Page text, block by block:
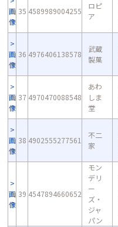
画
像
35 4589989004255
ロピ
ア
画
像
36 4976406138578
武蔵
製菓
画
像
37 4970470088548
あわ
しま
堂
画
像
38 4902555277561
不二
家
画
像
39 4547894660652
モン
デリ
ー
ズ・
ジャ
パン